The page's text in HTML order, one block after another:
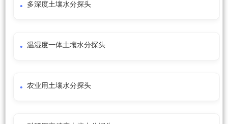
多深度土壤水分探头
温湿度一体土壤水分探头
农业用土壤水分探头